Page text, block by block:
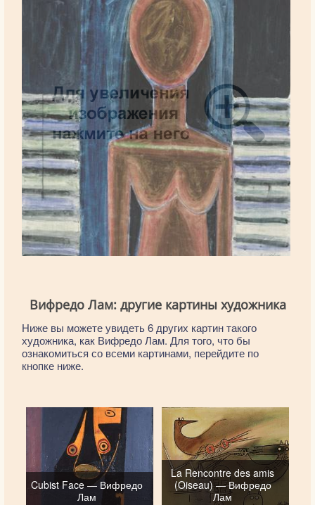
Вифредо Лам: другие картины художника
Ниже вы можете увидеть 6 других картин такого
художника, как Вифредо Лам. Для того, что бы
ознакомиться со всеми картинами, перейдите по
кнопке ниже.
Cubist Face — Вифредо
Лам
La Rencontre des amis
(Oiseau) — Вифредо
Лам